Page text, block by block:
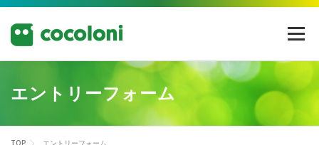
ッ
メニュー
エントリーフォーム
TOP エントリーフォーム